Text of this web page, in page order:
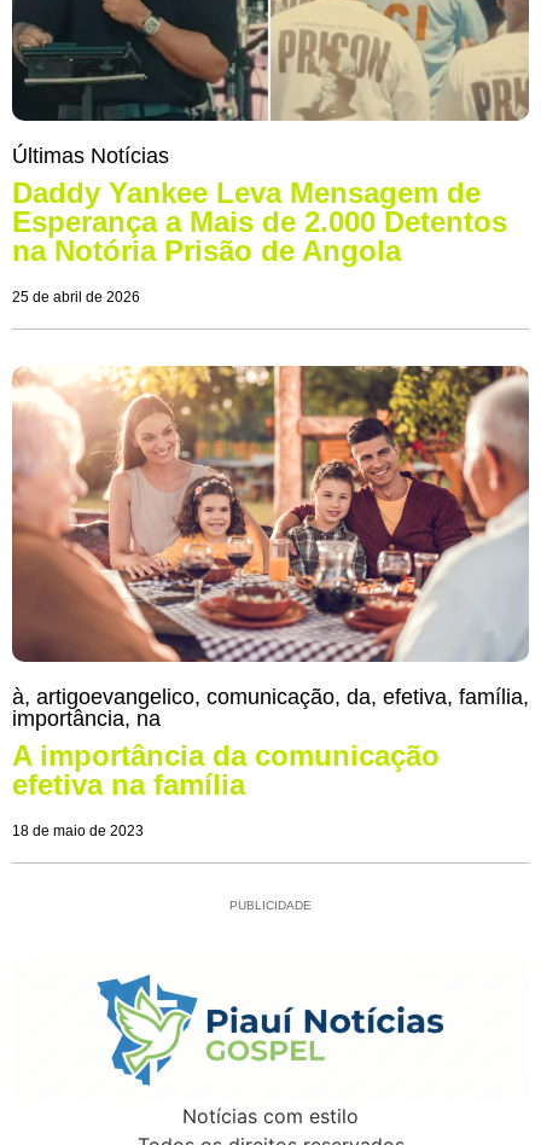
Últimas Notícias
Daddy Yankee Leva Mensagem de
Esperança a Mais de 2.000 Detentos
na Notória Prisão de Angola
25 de abril de 2026
à, artigoevangelico, comunicação, da, efetiva, família,
importância, na
A importância da comunicação
efetiva na família
18 de maio de 2023
PUBLICIDADE
Notícias com estilo